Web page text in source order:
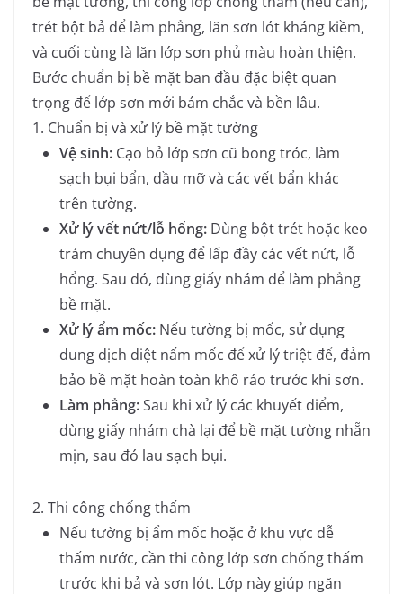
trét bột bả để làm phẳng, lăn sơn lót kháng kiềm,
và cuối cùng là lăn lớp sơn phủ màu hoàn thiện.
Bước chuẩn bị bề mặt ban đầu đặc biệt quan
trọng để lớp sơn mới bám chắc và bền lâu.
1. Chuẩn bị và xử lý bề mặt tường
Vệ sinh: Cạo bỏ lớp sơn cũ bong tróc, làm
sạch bụi bẩn, dầu mỡ và các vết bẩn khác
trên tường.
Xử lý vết nứt/lỗ hổng: Dùng bột trét hoặc keo
trám chuyên dụng để lấp đầy các vết nứt, lỗ
hổng. Sau đó, dùng giấy nhám để làm phẳng
bề mặt.
Xử lý ẩm mốc: Nếu tường bị mốc, sử dụng
dung dịch diệt nấm mốc để xử lý triệt để, đảm
bảo bề mặt hoàn toàn khô ráo trước khi sơn.
Làm phẳng:Sau khi xử lý các khuyết điểm,
dùng giấy nhám chà lại để bề mặt tường nhẵn
mịn, sau đó lau sạch bụi.
2. Thi công chống thấm
Nếu tường bị ẩm mốc hoặc ở khu vực dễ
thấm nước, cần thi công lớp sơn chống thấm
trước khi bả và sơn lót. Lớp này giúp ngăn